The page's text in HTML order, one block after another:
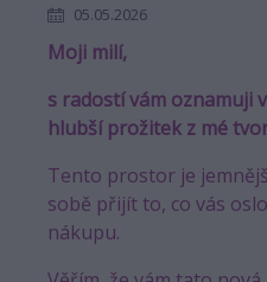
05.05.2026
Moji milí,
s radostí vám oznamuji
hlubší prožitek z mé
Tento prostor je
sobě přijít to, co vás
nákupu.